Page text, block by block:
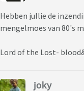
Hebben jullie de
mengelmoes van 80's
Lord of the Lost-
joky